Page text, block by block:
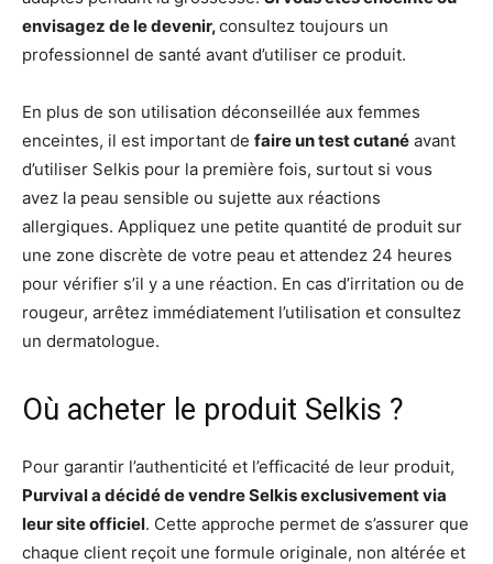
envisagez de le devenir,consultez toujours un
professionnel de santé avant d’utiliser ce produit.
En plus de son utilisation déconseillée aux femmes
enceintes, il est important de faire un test cutané avant
d’utiliser Selkis pour la première fois, surtout si vous
avez la peau sensible ou sujette aux réactions
allergiques. Appliquez une petite quantité de produit sur
une zone discrète de votre peau et attendez 24 heures
pour vérifier s’il y a une réaction. En cas d’irritation ou de
rougeur, arrêtez immédiatement l’utilisation et consultez
un dermatologue.
Où acheter le produit Selkis ?
Pour garantir l’authenticité et l’efficacité de leur produit,
Purvival a décidé de vendre Selkis exclusivement via
leur site officiel. Cette approche permet de s’assurer que
chaque client reçoit une formule originale, non altérée et